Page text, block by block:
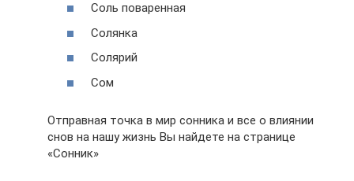
Соль поваренная
Солянка
Солярий
Сом
Отправная точка в мир сонника и все о влиянии
снов на нашу жизнь Вы найдете на странице
«Сонник»